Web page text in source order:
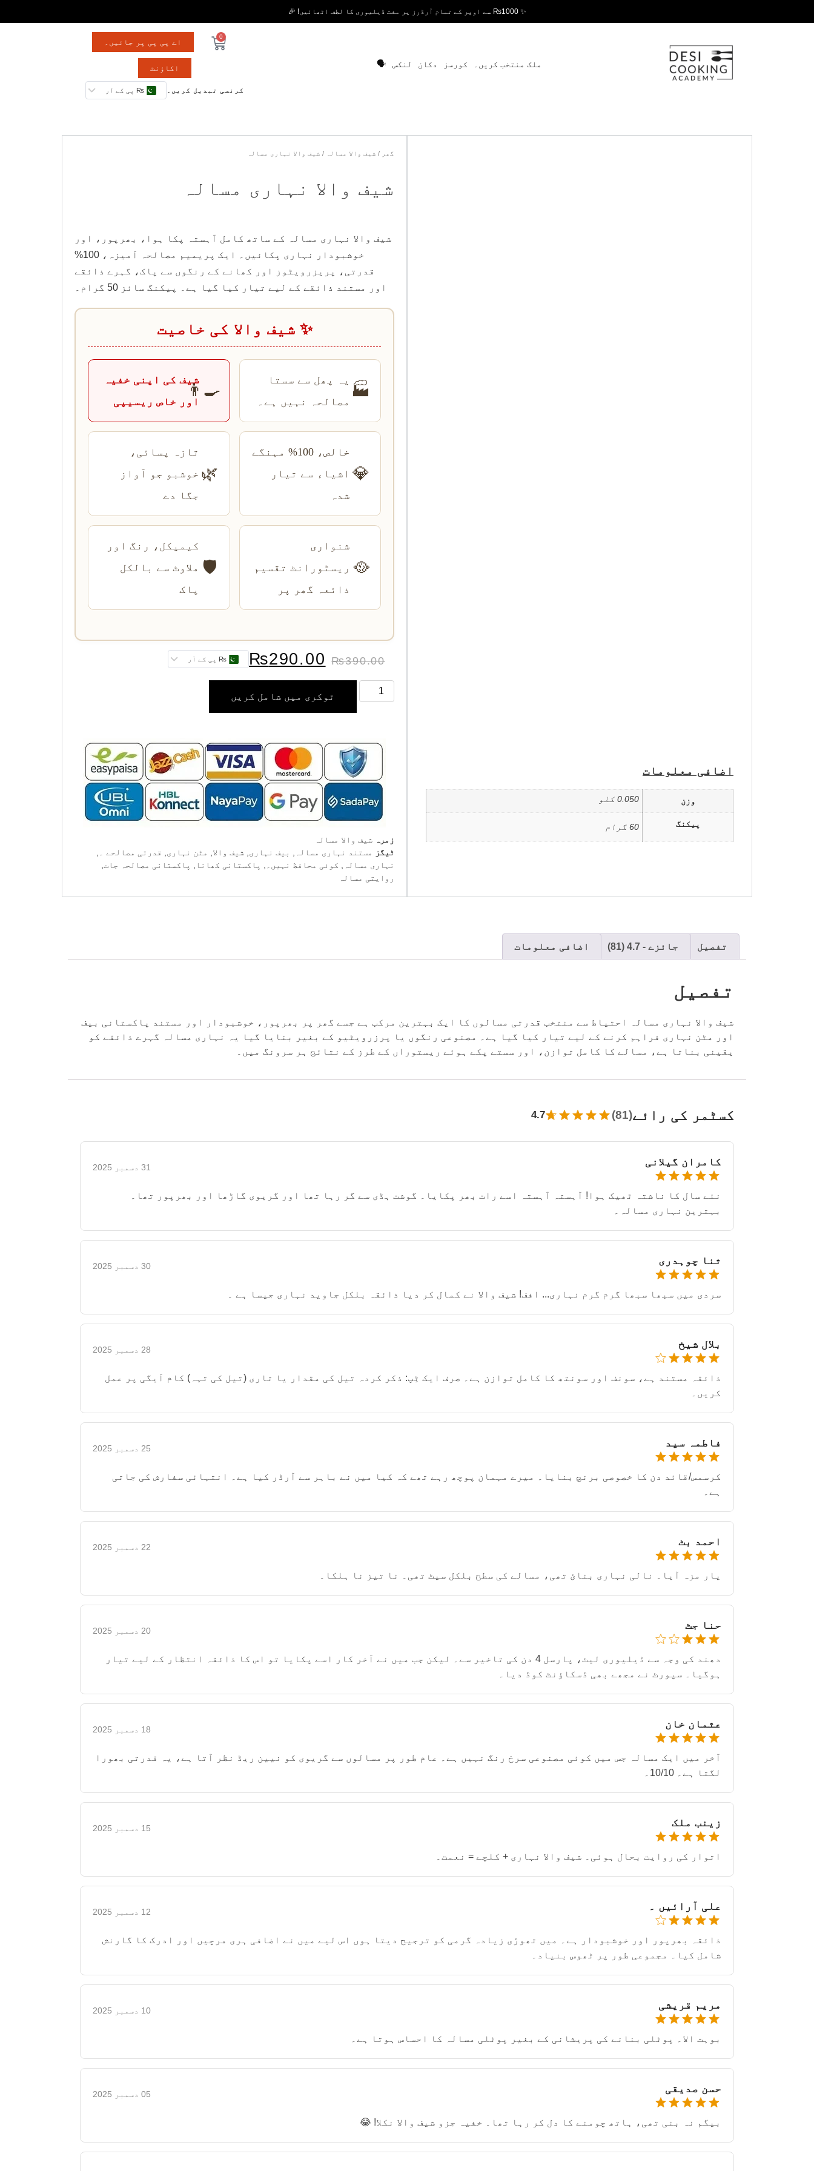
✨ ₨1000 سے اوپر کے تمام آرڈرز پر مفت ڈیلیوری کا لطف اٹھائیں! 🎉
ملک منتخب کریں۔ کورسز دکان لنکس 🗣️
0
اے پی پی پر جائیں۔
اکاؤنٹ
کرنسی تبدیل کریں۔ ₨ پی کے آر
اضافی معلومات
وزن 0.050 کلو
پیکنگ 60 گرام
گھر / شیف والا مسالہ / شیف والا نہاری مسالہ
شیف والا نہاری مسالہ
شیف والا نہاری مسالہ کے ساتھ کامل آہستہ پکا ہوا، بھرپور، اور
خوشبودار نہاری پکائیں۔ ایک پریمیم مصالحہ آمیزہ، 100%
قدرتی، پریزرویٹوز اور کھانے کے رنگوں سے پاک، گہرے ذائقے
اور مستند ذائقے کے لیے تیار کیا گیا ہے۔ پیکنگ سائز 50 گرام۔
✨ شیف والا کی خاصیت
🏭
یہ پھل سے سستا
مصالحہ نہیں ہے۔
👨‍🍳
شیف کی اپنی خفیہ
اور خاص ریسیپی
💎
خالص، 100% مہنگے
اشیاء سے تیار
شدہ
🌿
تازہ پسائی،
خوشبو جو آواز
جگا دے
🥘
شنواری
ریسٹورانٹ تقسیم
ذائعہ گھر پر
🛡️
کیمیکل، رنگ اور
ملاوٹ سے بالکل
پاک
₨390.00
₨290.00 ₨ پی کے آر
ٹوکری میں شامل کریں
زمرہ شیف والا مسالہ
ٹیگز
مستند نہاری مسالہ بیف نہاری شیف والا مٹن نہاری قدرتی مصالحے ۔
نہاری مسالہ
کوئی محافظ نہیں۔ پاکستانی کھانا پاکستانی مصالحہ جات
روایتی مسالہ
تفصیل جائزے - 4.7 (81) اضافی معلومات
تفصیل
شیف والا نہاری مسالہ احتیاط سے منتخب قدرتی مسالوں کا ایک بہترین مرکب ہے جسے گھر پر بھرپور، خوشبودار اور مستند پاکستانی بیف
اور مٹن نہاری فراہم کرنے کے لیے تیار کیا گیا ہے۔ مصنوعی رنگوں یا پرزرویٹیو کے بغیر بنایا گیا یہ نہاری مسالہ گہرے ذائقے کو
یقینی بناتا ہے، مسالے کا کامل توازن، اور سستے پکے ہوئے ریستوراں کے طرز کے نتائج ہر سرونگ میں۔
کسٹمر کی رائے(81)
4.7
کامران گیلانی 31 دسمبر 2025
نئے سال کا ناشتہ ٹھیک ہوا! آہستہ آہستہ اسے رات بھر پکایا۔ گوشت ہڈی سے گر رہا تھا اور گریوی گاڑھا اور بھرپور تھا۔
بہترین نہاری مسالہ۔
ثنا چوہدری 30 دسمبر 2025
سردی میں سبھا سبھا گرم گرم نہاری... افف! شیف والا نے کمال کر دیا ذائقہ بلکل جاوید نہاری جیسا ہے ۔
بلال شیخ 28 دسمبر 2025
ذائقہ مستند ہے، سونف اور سونتھ کا کامل توازن ہے۔ صرف ایک ٹِپ: ذکر کردہ تیل کی مقدار یا تاری (تیل کی تہہ) کام آیگی پر عمل
کریں۔
فاطمہ سید 25 دسمبر 2025
کرسمس/قائد دن کا خصوصی برنچ بنایا۔ میرے مہمان پوچھ رہے تھے کہ کیا میں نے باہر سے آرڈر کیا ہے۔ انتہائی سفارش کی جاتی
ہے۔
احمد بٹ 22 دسمبر 2025
یار مزہ آیا۔ نالی نہاری بنائ تھی، مسالے کی سطح بلکل سیٹ تھی۔ نا تیز نا ہلکا۔
حنا جٹ 20 دسمبر 2025
دھند کی وجہ سے ڈیلیوری لیٹ، پارسل 4 دن کی تاخیر سے۔ لیکن جب میں نے آخر کار اسے پکایا تو اس کا ذائقہ انتظار کے لیے تیار
ہوگیا۔ سپورٹ نے مجھے بھی ڈسکاؤنٹ کوڈ دیا۔
عثمان خان 18 دسمبر 2025
آخر میں ایک مسالہ جس میں کوئی مصنوعی سرخ رنگ نہیں ہے۔ عام طور پر مسالوں سے گریوی کو نیین ریڈ نظر آتا ہے، یہ قدرتی بھورا
لگتا ہے۔ 10/10۔
زینب ملک 15 دسمبر 2025
اتوار کی روایت بحال ہوئی۔ شیف والا نہاری + کلچے = نعمت۔
علی آرائیں ۔ 12 دسمبر 2025
ذائقہ بھرپور اور خوشبودار ہے۔ میں تھوڑی زیادہ گرمی کو ترجیح دیتا ہوں اس لیے میں نے اضافی ہری مرچیں اور ادرک کا گارنش
شامل کیا۔ مجموعی طور پر ٹھوس بنیاد۔
مریم قریشی 10 دسمبر 2025
بوہت الا۔ پوٹلی بنانے کی پریشانی کے بغیر پوٹلی مسالہ کا احساس ہوتا ہے۔
حسن صدیقی 05 دسمبر 2025
بیگم نہ بنی تھی، ہاتھ چومنے کا دل کر رہا تھا۔ خفیہ جزو شیف والا نکلا! 😂